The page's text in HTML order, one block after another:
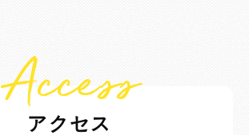
Access
アクセス